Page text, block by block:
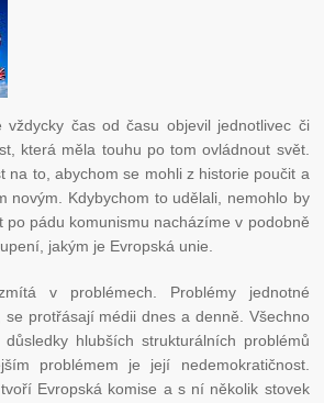
vždycky čas od času objevil jednotlivec či
která měla touhu po tom ovládnout svět.
na to, abychom se mohli z historie poučit a
novým. Kdybychom to udělali, nemohlo by
po pádu komunismu nacházíme v podobně
jakým je Evropská unie.
v problémech. Problémy jednotné
se protřásají médii dnes a denně. Všechno
hlubších strukturálních problémů
problémem je její nedemokratičnost.
Evropská komise a s ní několik stovek